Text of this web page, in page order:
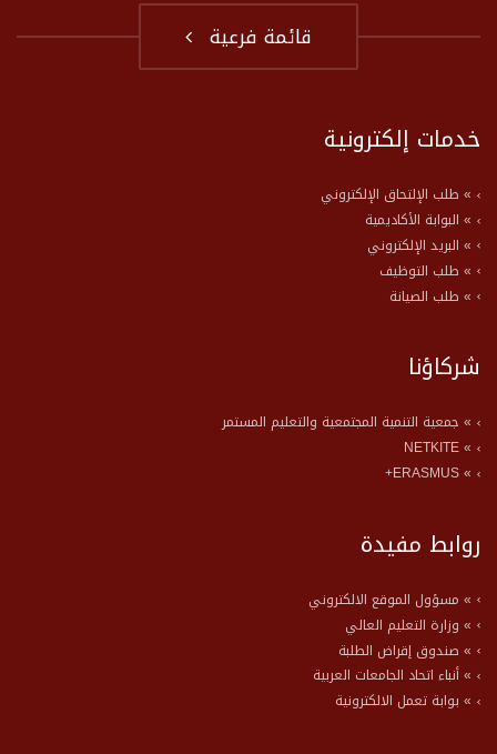
قائمة فرعية
خدمات إلكترونية
» طلب الإلتحاق الإلكتروني
» البوابة الأكاديمية
» البريد الإلكتروني
» طلب التوظيف
» طلب الصيانة
شركاؤنا
» جمعية التنمية المجتمعية والتعليم المستمر
» NETKITE
» ERASMUS+
روابط مفيدة
» مسؤول الموقع الالكتروني
» وزارة التعليم العالي
» صندوق إقراض الطلبة
» أنباء اتحاد الجامعات العربية
» بوابة تعمل الالكترونية